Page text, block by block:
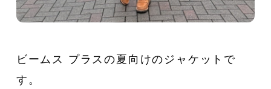
ビームス プラスの夏向けのジャケットで
す。
ステーショナリー コスメ
キッズ スポーツ